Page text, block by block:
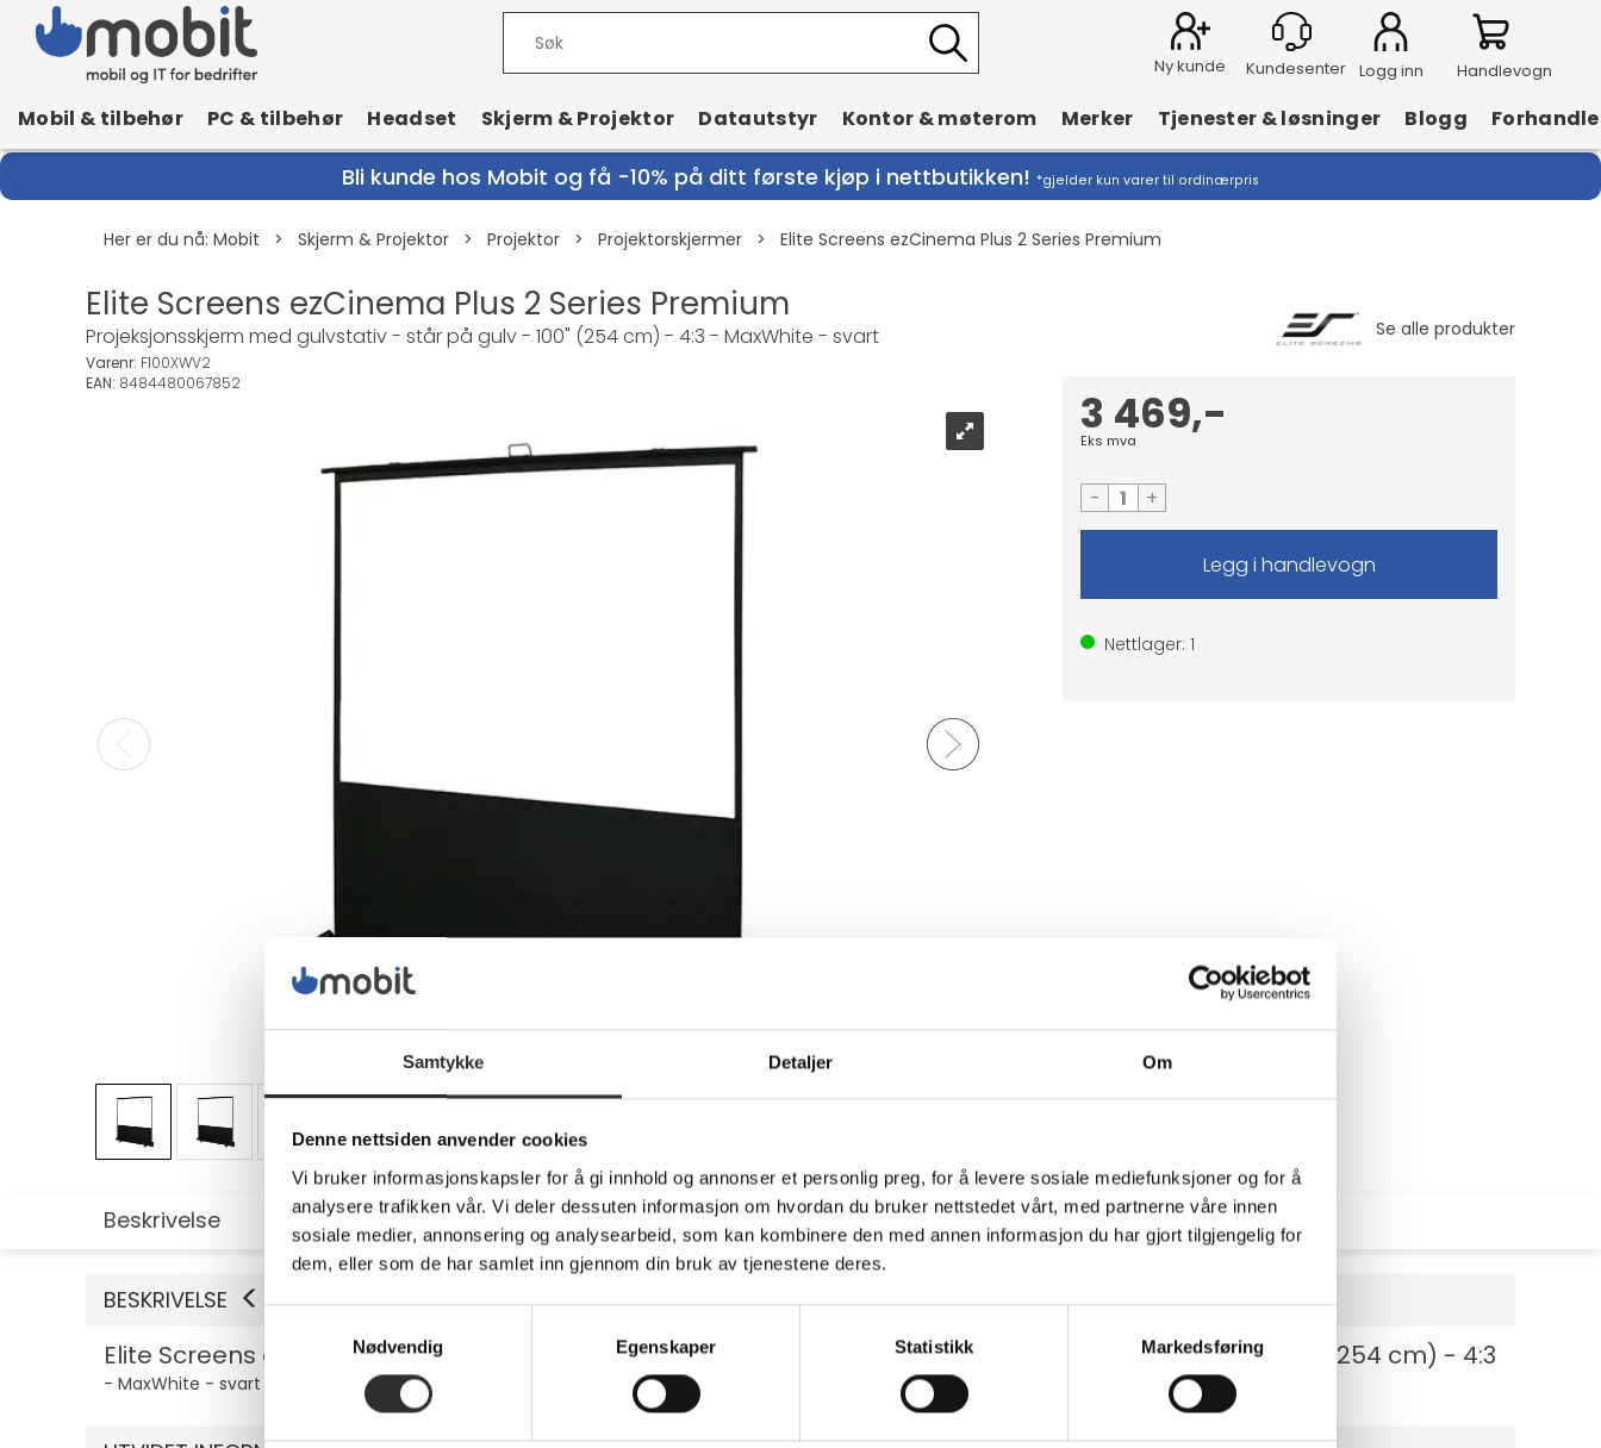
Samtykke Detaljer Om
Denne nettsiden anvender cookies
Vi bruker informasjonskapsler for å gi innhold og annonser et personlig preg, for å levere sosiale mediefunksjoner og for å
analysere trafikken vår. Vi deler dessuten informasjon om hvordan du bruker nettstedet vårt, med partnerne våre innen
sosiale medier, annonsering og analysearbeid, som kan kombinere den med annen informasjon du har gjort tilgjengelig for
dem, eller som de har samlet inn gjennom din bruk av tjenestene deres.
Nødvendig
Egenskaper Statistikk Markedsføring
Ny kunde Logg inn Handlevogn
Mobil & tilbehør PC & tilbehør Headset Skjerm & Projektor Datautstyr Kontor & møterom Merker Tjenester & løsninger Blogg
Bli kunde hos Mobit og få -10% på ditt første kjøp i nettbutikken! *gjelder kun varer til ordinærpris
Her er du nå: Mobit > Skjerm & Projektor > Projektor > Projektorskjermer > Elite Screens ezCinema Plus 2 Series Premium
Elite Screens ezCinema Plus 2 Series Premium
Projeksjonsskjerm med gulvstativ - står på gulv - 100" (254 cm) - 4:3 - MaxWhite - svart
Varenr: F100XWV2
EAN: 8484480067852
3 469,-
Eks mva
- +
Nettlager: 1
Beskrivelse Utvidet informasjon Teknisk info
BESKRIVELSE
Elite Screens ezCinema Plus 2 Series Premium - Projeksjonsskjerm med gulvstativ - står på gulv - 100" (254 cm) - 4:3
- MaxWhite - svart